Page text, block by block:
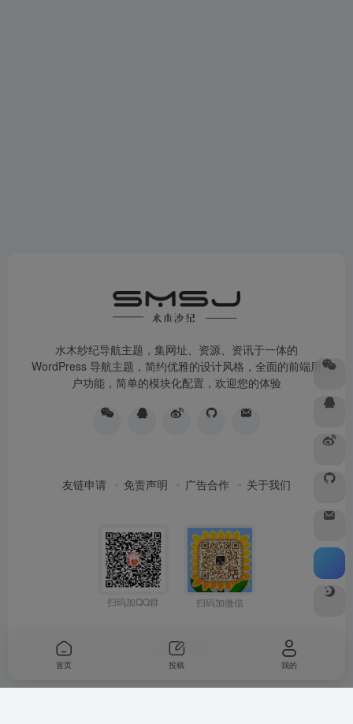
水木纱纪导航主题，集网址、资源、资讯于一体的
WordPress 导航主题，简约优雅的设计风格，全面的前端用
户功能，简单的模块化配置，欢迎您的体验
友链申请 免责声明 广告合作 关于我们
扫码加QQ群 扫码加微信
Copyright © 2026 OneNav
首页 投稿 我的